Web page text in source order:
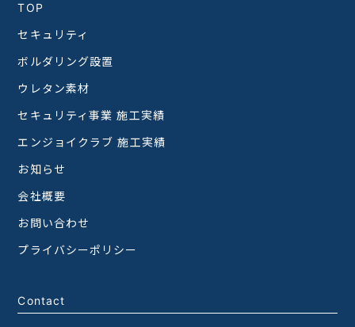
TOP
セキュリティ
ボルダリング設置
ウレタン素材
セキュリティ事業 施工実績
エンジョイクラブ 施工実績
お知らせ
会社概要
お問い合わせ
プライバシーポリシー
Contact